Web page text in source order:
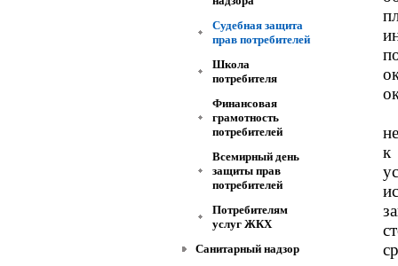
Судебная защита
прав потребителей
Школа
потребителя
Финансовая
грамотность
потребителей
Всемирный день
защиты прав
потребителей
Потребителям
услуг ЖКХ
Санитарный надзор
к